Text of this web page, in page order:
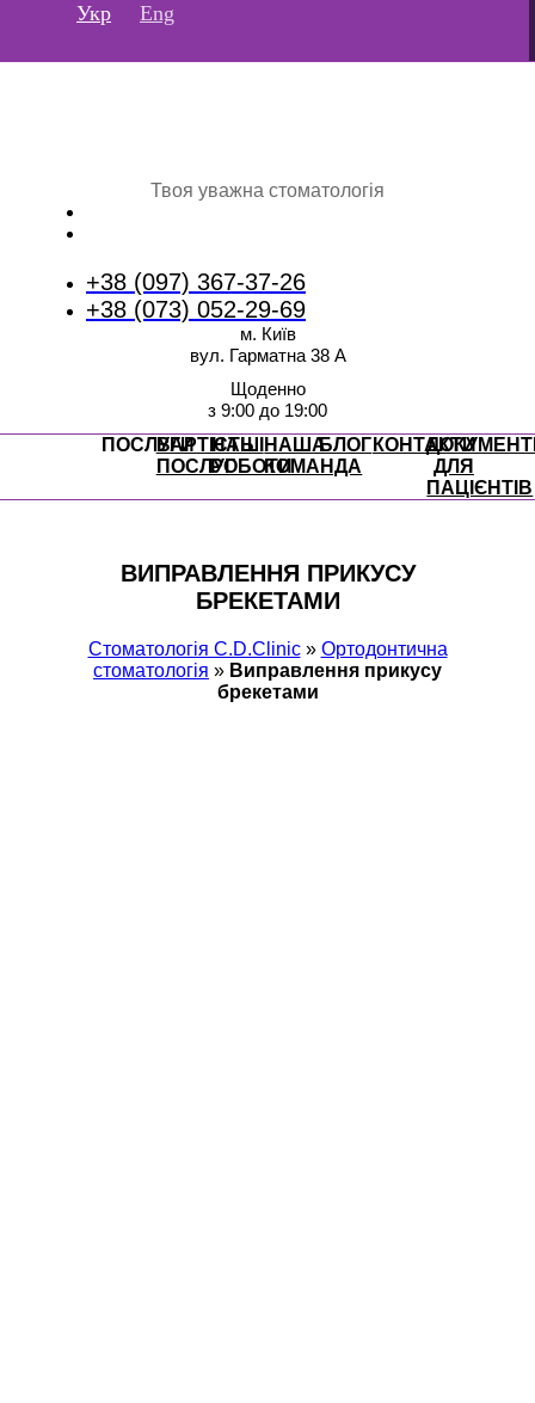
Укр Eng
Твоя уважна стоматологія
+38 (097) 367-37-26
+38 (073) 052-29-69
м. Київ
вул. Гарматна 38 А
Щоденно
з 9:00 до 19:00
ПОСЛУГИВАРТІСТЬ
ПОСЛУГ
НАШІ
РОБОТИ
НАША
КОМАНДА
БЛОГ КОНТАКТИ
ДЛЯ
ПАЦІЄНТІВ
ВИПРАВЛЕННЯ ПРИКУСУ
БРЕКЕТАМИ
Стоматологія С.D.Clinic» Ортодонтична
стоматологія » Виправлення прикусу
брекетами